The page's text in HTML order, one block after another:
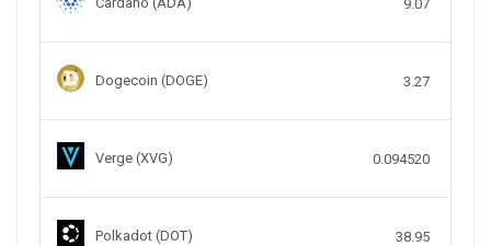
9.07
Dogecoin (DOGE) 3.27
Verge (XVG) 0.094520
Polkadot (DOT) 38.95